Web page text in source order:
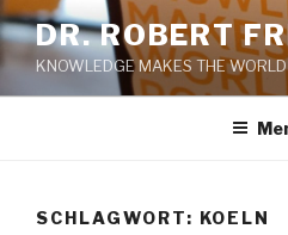
Zum
Inhalt
springen
DR. ROBERT
KNOWLEDGE MAKES THE
SCHLAGWORT: KOELN